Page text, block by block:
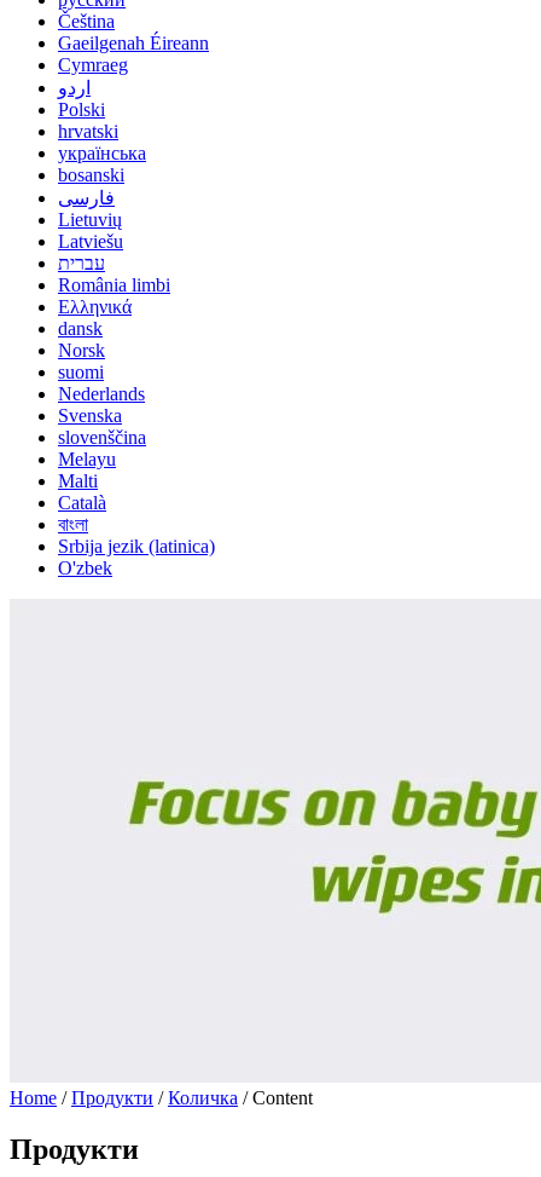
Čeština
Gaeilgenah Éireann
Cymraeg
اردو
Polski
hrvatski
українська
bosanski
فارسی
Lietuvių
Latviešu
עברית
România limbi
Ελληνικά
dansk
Norsk
suomi
Nederlands
Svenska
slovenščina
Melayu
Malti
Català
বাংলা
Srbija jezik (latinica)
O'zbek
Home /Продукти /Количка / Content
Продукти